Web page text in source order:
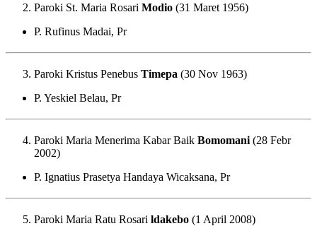
Paroki St. Maria Rosari Modio (31 Maret 1956)
P. Rufinus Madai, Pr
Paroki Kristus Penebus Timepa (30 Nov 1963)
P. Yeskiel Belau, Pr
Paroki Maria Menerima Kabar Baik Bomomani (28 Febr
2002)
P. Ignatius Prasetya Handaya Wicaksana, Pr
Paroki Maria Ratu Rosari ldakebo (1 April 2008)